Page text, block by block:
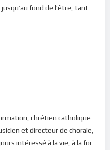
fond de l’être, tant
toute fatigue est un signe
dans notre équilibre
signifie que quelque chose
scénarii peuvent alors se
spolie notre force, ou
voie mais nous allons trop
dernier cas, ce qui nous
vers le futur, cette
chrétien catholique
et directeur de chorale,
intéressé à la vie, à la foi